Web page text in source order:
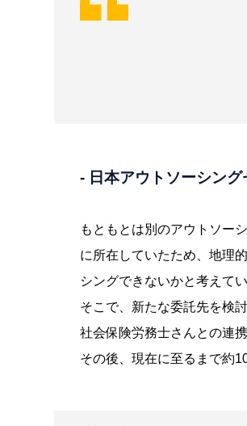
- 日本アウトソーシング
もともとは別のアウトソー
に所在していたため、地理
シングできないかと考えてい
そこで、新たな委託先を検
社会保険労務士さんとの連
その後、現在に至るまで約